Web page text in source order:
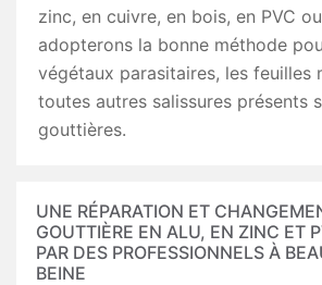
zinc, en cuivre, en bois, en PVC
adopterons la bonne méthode
végétaux parasitaires, les feuilles
toutes autres salissures présents
gouttières.
UNE RÉPARATION ET
GOUTTIÈRE EN ALU, EN ZINC ET
PAR DES PROFESSIONNELS À
BEINE